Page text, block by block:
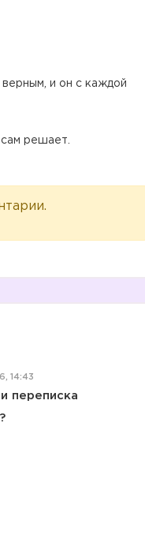
и он с каждой
решает.
14:43
переписка